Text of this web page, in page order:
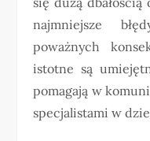
najmniejsze
poważnych
istotne są
pomagają w
specjalistami w